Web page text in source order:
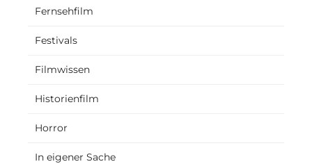
Fernsehfilm
Festivals
Filmwissen
Historienfilm
Horror
In eigener Sache